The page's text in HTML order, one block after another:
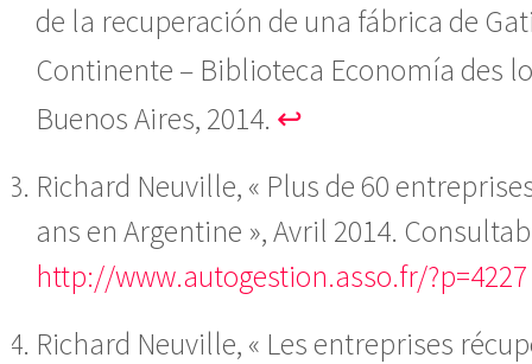
de la recuperación de una fábrica de
Continente – Biblioteca Economía des
Buenos Aires, 2014. ↩
Richard Neuville, « Plus de 60
ans en Argentine », Avril 2014.
http://www.autogestion.asso.fr/?p=4227
Richard Neuville, « Les entreprises